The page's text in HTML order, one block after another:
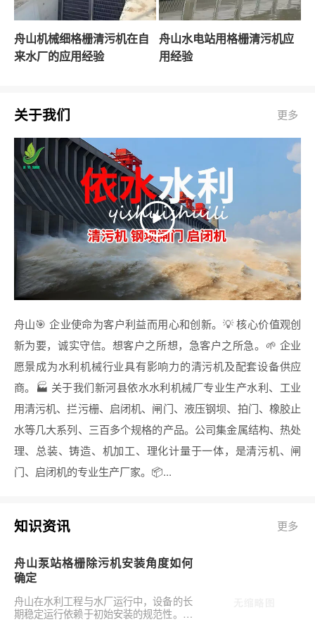
舟山机械细格栅清污机在自
来水厂的应用经验
舟山水电站用格栅清污机应
用经验
关于我们 更多
舟山🎯 企业使命为客户利益而用心和创新。💡 核心价值观创
新为要，诚实守信。想客户之所想，急客户之所急。🌱 企业
愿景成为水利机械行业具有影响力的清污机及配套设备供应
商。🏭 关于我们新河县依水水利机械厂专业生产水利、工业
用清污机、拦污栅、启闭机、闸门、液压钢坝、拍门、橡胶止
水等几大系列、三百多个规格的产品。公司集金属结构、热处
理、总装、铸造、机加工、理化计量于一体，是清污机、闸
门、启闭机的专业生产厂家。📦...
知识资讯 更多
舟山泵站格栅除污机安装角度如何
确定
舟山在水利工程与水厂运行中，设备的长
期稳定运行依赖于初始安装的规范性。对